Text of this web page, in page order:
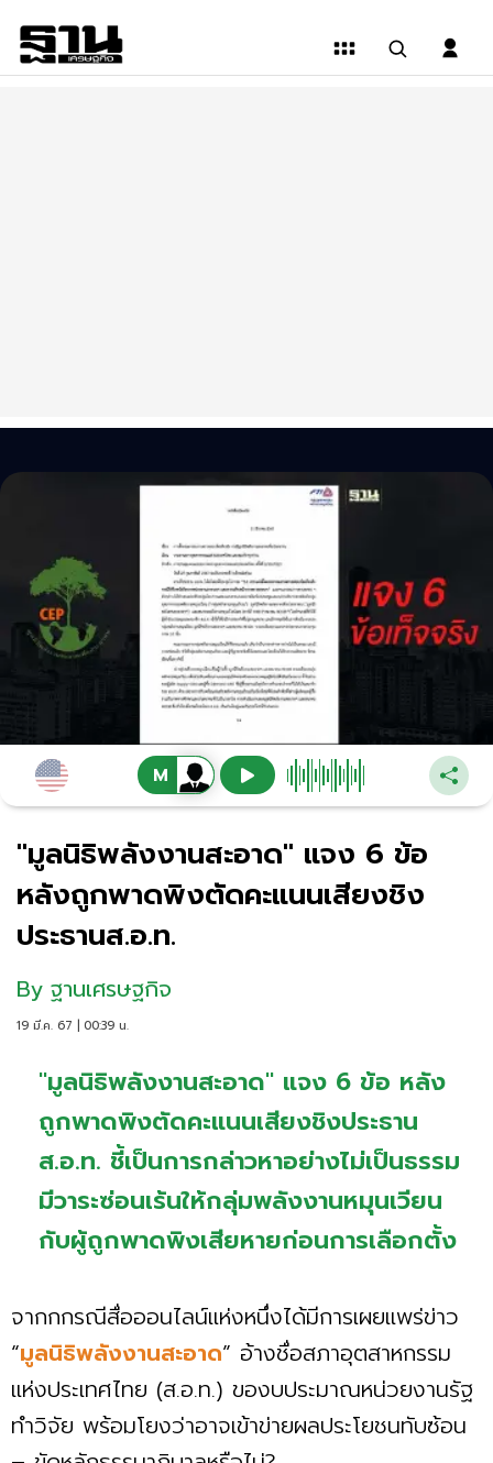
"มูลนิธิพลังงานสะอาด" แจง 6 ข้อ
หลังถูกพาดพิงตัดคะแนนเสียงชิง
ประธานส.อ.ท.
By ฐานเศรษฐกิจ
19 มี.ค. 67 | 00:39 น.
"มูลนิธิพลังงานสะอาด" แจง 6 ข้อ หลัง
ถูกพาดพิงตัดคะแนนเสียงชิงประธาน
ส.อ.ท. ชี้เป็นการกล่าวหาอย่างไม่เป็นธรรม
มีวาระซ่อนเร้นให้กลุ่มพลังงานหมุนเวียน
กับผู้ถูกพาดพิงเสียหายก่อนการเลือกตั้ง
จากกกรณีสื่อออนไลน์แห่งหนึ่งได้มีการเผยแพร่ข่าว
“มูลนิธิพลังงานสะอาด” อ้างชื่อสภาอุตสาหกรรม
แห่งประเทศไทย (ส.อ.ท.) ของบประมาณหน่วยงานรัฐ
ทำวิจัย พร้อมโยงว่าอาจเข้าข่ายผลประโยชนทับซ้อน